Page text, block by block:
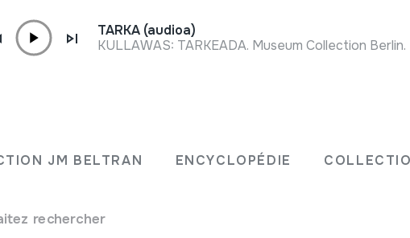
JM BELTRAN ENCYCLOPÉDIE
rechercher
TARKA (audioa)
KULLAWAS: TARKEADA. Museum Collection